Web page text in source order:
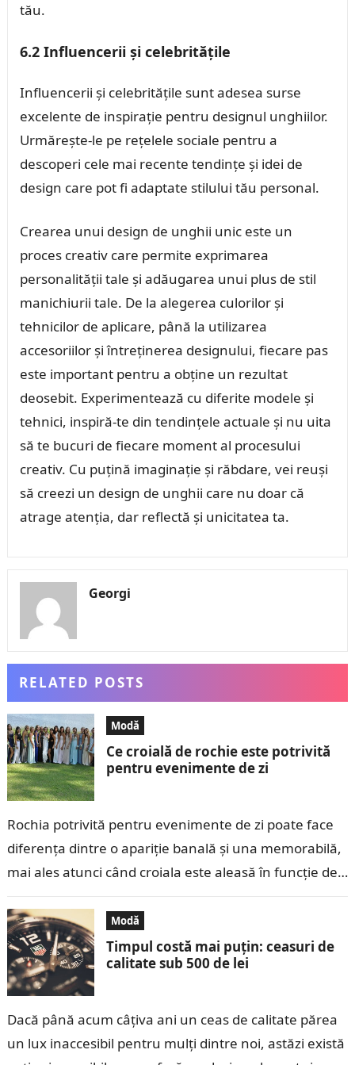
tău.
6.2 Influencerii și celebritățile
Influencerii și celebritățile sunt adesea surse
excelente de inspirație pentru designul unghiilor.
Urmărește-le pe rețelele sociale pentru a
descoperi cele mai recente tendințe și idei de
design care pot fi adaptate stilului tău personal.
Crearea unui design de unghii unic este un
proces creativ care permite exprimarea
personalității tale și adăugarea unui plus de stil
manichiurii tale. De la alegerea culorilor și
tehnicilor de aplicare, până la utilizarea
accesoriilor și întreținerea designului, fiecare pas
este important pentru a obține un rezultat
deosebit. Experimentează cu diferite modele și
tehnici, inspiră-te din tendințele actuale și nu uita
să te bucuri de fiecare moment al procesului
creativ. Cu puțină imaginație și răbdare, vei reuși
să creezi un design de unghii care nu doar că
atrage atenția, dar reflectă și unicitatea ta.
Georgi
RELATED POSTS
Modă
Ce croială de rochie este potrivită
pentru evenimente de zi
Rochia potrivită pentru evenimente de zi poate face
diferența dintre o apariție banală și una memorabilă,
mai ales atunci când croiala este aleasă în funcție de
Modă
Timpul costă mai puțin: ceasuri de
calitate sub 500 de lei
Dacă până acum câțiva ani un ceas de calitate părea
un lux inaccesibil pentru mulți dintre noi, astăzi există